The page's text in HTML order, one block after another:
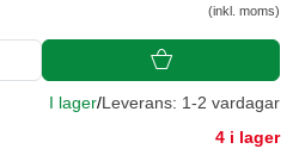
(inkl. moms)
I lager/Leverans: 1-2 vardagar
4 i lager